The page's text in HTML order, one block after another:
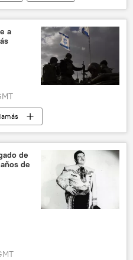
Milei
a
Franja de Gaza
de
de